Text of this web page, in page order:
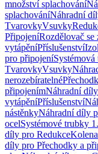
množství splachování
splachováníNáhradní
TvarovkyVsuvky
PřipojeníRozdělovač
vytápěníPříslušenství
pro připojeníSystémová
TvarovkyVsuvky
nerozebíratelné
připojenímNáhradní
vytápěníPříslušenství
nástěnkyNáhradní díly
ocelSystémové trubky
díly pro RedukceKolena
díly pro Přechodky a